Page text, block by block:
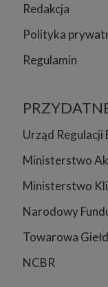
Redakcja
Polityka
Regulamin
Urząd Regulacji
Ministerstwo
Ministerstwo
Narodowy
Towarowa
NCBR